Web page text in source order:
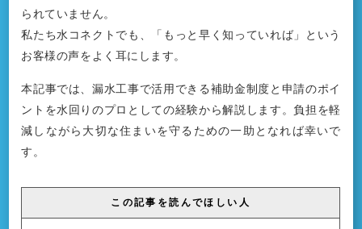
られていません。
私たち水コネクトでも、「もっと早く知っていれば」という
お客様の声をよく耳にします。
本記事では、漏水工事で活用できる補助金制度と申請のポイ
ントを水回りのプロとしての経験から解説します。負担を軽
減しながら大切な住まいを守るための一助となれば幸いで
す。
この記事を読んでほしい人